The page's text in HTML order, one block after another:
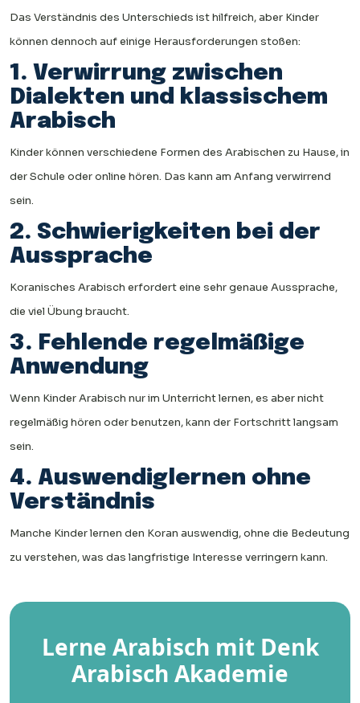
Das Verständnis des Unterschieds ist hilfreich, aber Kinder
können dennoch auf einige Herausforderungen stoßen:
1. Verwirrung zwischen
Dialekten und klassischem
Arabisch
Kinder können verschiedene Formen des Arabischen zu Hause, in
der Schule oder online hören. Das kann am Anfang verwirrend
sein.
2. Schwierigkeiten bei der
Aussprache
Koranisches Arabisch erfordert eine sehr genaue Aussprache,
die viel Übung braucht.
3. Fehlende regelmäßige
Anwendung
Wenn Kinder Arabisch nur im Unterricht lernen, es aber nicht
regelmäßig hören oder benutzen, kann der Fortschritt langsam
sein.
4. Auswendiglernen ohne
Verständnis
Manche Kinder lernen den Koran auswendig, ohne die Bedeutung
zu verstehen, was das langfristige Interesse verringern kann.
Lerne Arabisch mit Denk
Arabisch Akademie